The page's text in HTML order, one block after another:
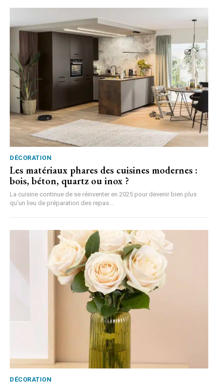
DÉCORATION
Les matériaux phares des cuisines modernes :
bois, béton, quartz ou inox ?
La cuisine continue de se réinventer en 2025 pour devenir bien plus
qu’un lieu de préparation des repas...
DÉCORATION